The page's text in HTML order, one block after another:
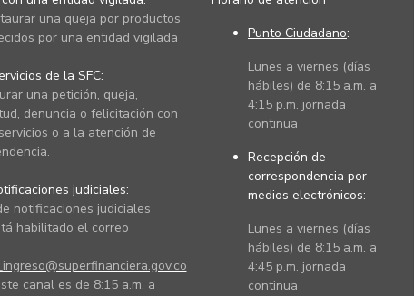
una queja por productos
por una entidad vigilada
de la SFC:
una petición, queja,
denuncia o felicitación con
o a la atención de
judiciales:
notificaciones judiciales
habilitado el correo
canal es de 8:15 a.m. a
Punto Ciudadano:
Lunes a viernes (días
hábiles) de 8:15 a.m. a
4:15 p.m. jornada
continua
Recepción de
correspondencia por
medios electrónicos:
Lunes a viernes (días
hábiles) de 8:15 a.m. a
4:45 p.m. jornada
continua